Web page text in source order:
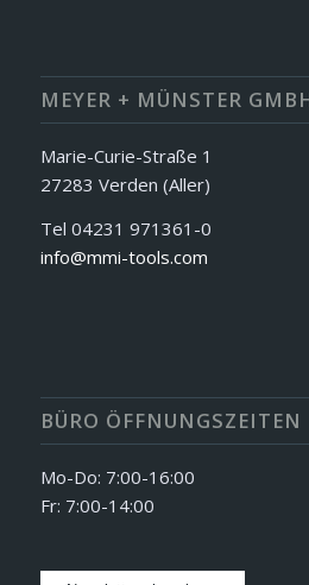
MEYER + MÜNSTER
Marie-Curie-Straße 1
27283 Verden (Aller)
Tel 04231 971361-0
info@mmi-tools.com
BÜRO ÖFFNUNGSZEITEN
Mo-Do: 7:00-16:00
Fr: 7:00-14:00